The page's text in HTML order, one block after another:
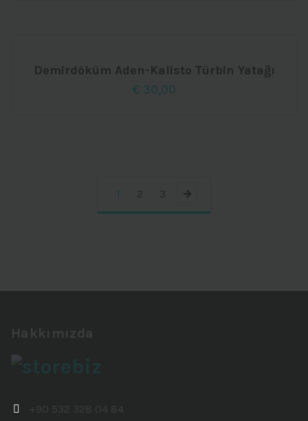
Demirdöküm Aden-Kalisto Türbin Yatağı
€ 30,00
1 2 3 →
Hakkımızda
+90 532 328 04 84